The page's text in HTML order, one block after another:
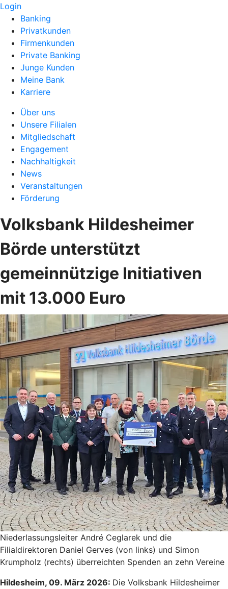
Login
Banking
Privatkunden
Firmenkunden
Private Banking
Junge Kunden
Meine Bank
Karriere
Über uns
Unsere Filialen
Mitgliedschaft
Engagement
Nachhaltigkeit
News
Veranstaltungen
Förderung
Volksbank Hildesheimer
Börde unterstützt
gemeinnützige Initiativen
mit 13.000 Euro
Niederlassungsleiter André Ceglarek und die
Filialdirektoren Daniel Gerves (von links) und Simon
Krumpholz (rechts) überreichten Spenden an zehn Vereine
Hildesheim, 09. März 2026: Die Volksbank Hildesheimer